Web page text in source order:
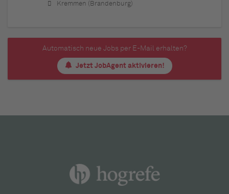
Kremmen (Brandenburg)
Automatisch neue Jobs per E-Mail erhalten?
Jetzt JobAgent aktivieren!